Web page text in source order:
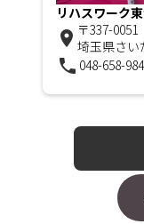
リハスワーク
room 〒337-0051
埼玉県さい
phone 048-658-